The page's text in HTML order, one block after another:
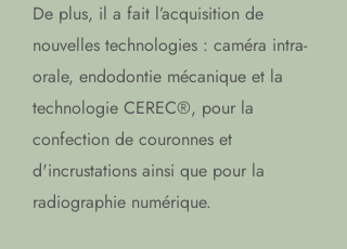
De plus, il a fait l’acquisition de
nouvelles technologies : caméra intra-
orale, endodontie mécanique et la
technologie CEREC®, pour la
confection de couronnes et
d'incrustations ainsi que pour la
radiographie numérique.